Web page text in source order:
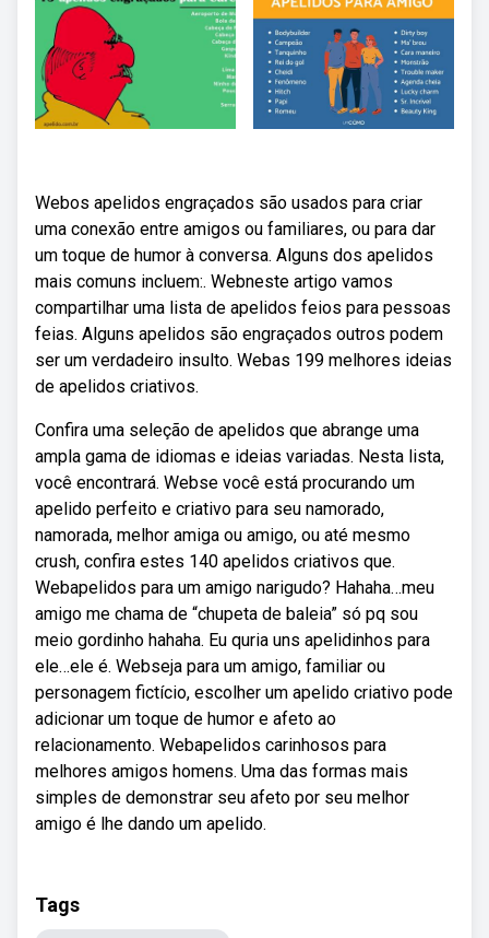
Webos apelidos engraçados são usados para criar
uma conexão entre amigos ou familiares, ou para dar
um toque de humor à conversa. Alguns dos apelidos
mais comuns incluem:. Webneste artigo vamos
compartilhar uma lista de apelidos feios para pessoas
feias. Alguns apelidos são engraçados outros podem
ser um verdadeiro insulto. Webas 199 melhores ideias
de apelidos criativos.
Confira uma seleção de apelidos que abrange uma
ampla gama de idiomas e ideias variadas. Nesta lista,
você encontrará. Webse você está procurando um
apelido perfeito e criativo para seu namorado,
namorada, melhor amiga ou amigo, ou até mesmo
crush, confira estes 140 apelidos criativos que.
Webapelidos para um amigo narigudo? Hahaha…meu
amigo me chama de “chupeta de baleia” só pq sou
meio gordinho hahaha. Eu quria uns apelidinhos para
ele…ele é. Webseja para um amigo, familiar ou
personagem fictício, escolher um apelido criativo pode
adicionar um toque de humor e afeto ao
relacionamento. Webapelidos carinhosos para
melhores amigos homens. Uma das formas mais
simples de demonstrar seu afeto por seu melhor
amigo é lhe dando um apelido.
Tags